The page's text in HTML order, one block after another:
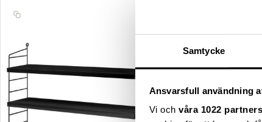
Samtycke
Ansvarsfull användning
Vi och våra 1022 partners